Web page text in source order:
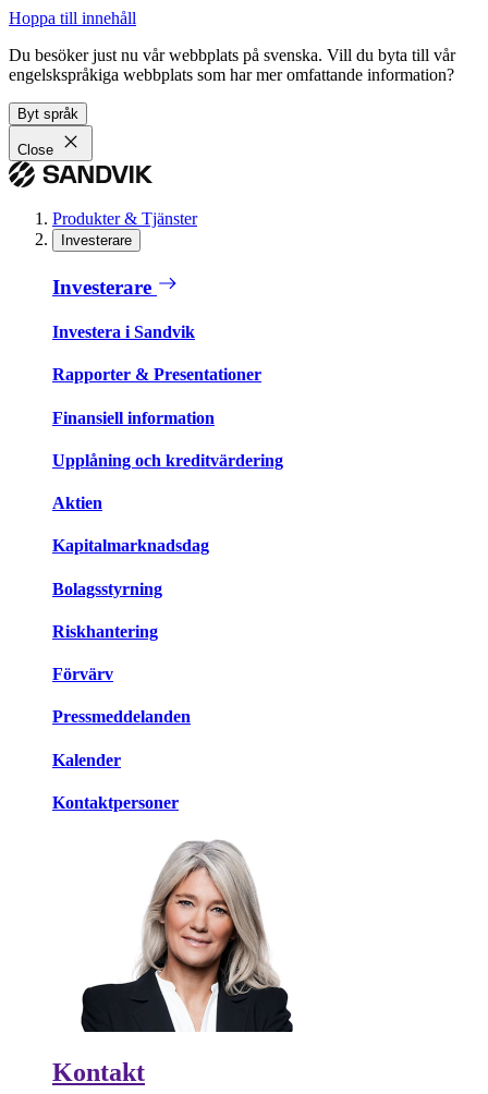
Hoppa till innehåll
Du besöker just nu vår webbplats på svenska. Vill du byta till vår
engelskspråkiga webbplats som har mer omfattande information?
Byt språk
Close
Produkter & Tjänster
Investerare
Investerare
Investera i Sandvik
Rapporter & Presentationer
Finansiell information
Upplåning och kreditvärdering
Aktien
Kapitalmarknadsdag
Bolagsstyrning
Riskhantering
Förvärv
Pressmeddelanden
Kalender
Kontaktpersoner
Kontakt